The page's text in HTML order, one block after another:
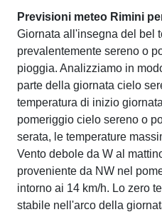
Previsioni meteo Rimini
Giornata all'insegna del bel
prevalentemente sereno o
pioggia. Analizziamo in
parte della giornata cielo
temperatura di inizio
pomeriggio cielo sereno o
serata, le temperature
Vento debole da W al
proveniente da NW nel
intorno ai 14 km/h. Lo zero
stabile nell'arco della